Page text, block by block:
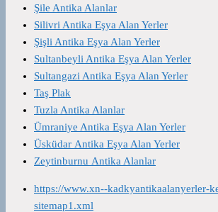
Şile Antika Alanlar
Silivri Antika Eşya Alan Yerler
Şişli Antika Eşya Alan Yerler
Sultanbeyli Antika Eşya Alan Yerler
Sultangazi Antika Eşya Alan Yerler
Taş Plak
Tuzla Antika Alanlar
Ümraniye Antika Eşya Alan Yerler
Üsküdar Antika Eşya Alan Yerler
Zeytinburnu Antika Alanlar
https://www.xn--kadkyantikaalanyerler-
sitemap1.xml